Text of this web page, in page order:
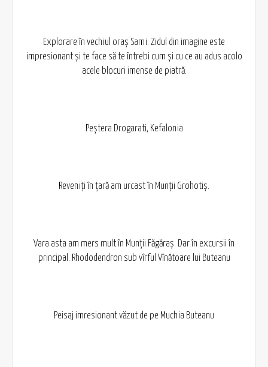
Explorare în vechiul oraș Sami. Zidul din imagine este
impresionant și te face să te întrebi cum și cu ce au adus acolo
acele blocuri imense de piatră.
Peștera Drogarati, Kefalonia
Reveniți în țară am urcast în Munții Grohotiș.
Vara asta am mers mult în Munții Făgăraș. Dar în excursii în
principal. Rhododendron sub vîrful Vînătoare lui Buteanu
Peisaj imresionant văzut de pe Muchia Buteanu